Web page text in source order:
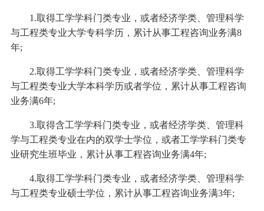
1.取得工学学科门类专业，或者经济学类、管理科学
与工程类专业大学专科学历，累计从事工程咨询业务满8
年;
2.取得工学学科门类专业，或者经济学类、管理科学
与工程类专业大学本科学历或者学位，累计从事工程咨询
业务满6年;
3.取得含工学学科门类专业，或者经济学类、管理科
学与工程类专业在内的双学士学位，或者工学学科门类专
业研究生班毕业，累计从事工程咨询业务满4年;
4.取得工学学科门类专业，或者经济学类、管理科学
与工程类专业硕士学位，累计从事工程咨询业务满3年;